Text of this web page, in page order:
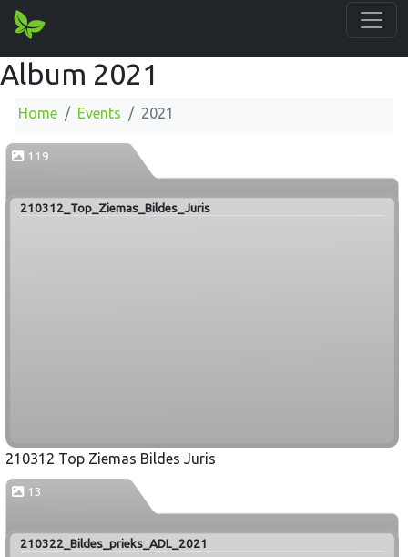
Album 2021
Home Events 2021
119
210312_Top_Ziemas_Bildes_Juris
210312 Top Ziemas Bildes Juris
13
210322_Bildes_prieks_ADL_2021